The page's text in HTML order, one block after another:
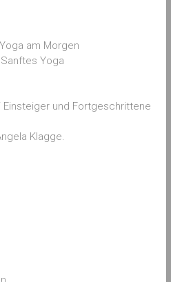
am Morgen
Yoga
Einsteiger und Fortgeschrittene
Klagge.